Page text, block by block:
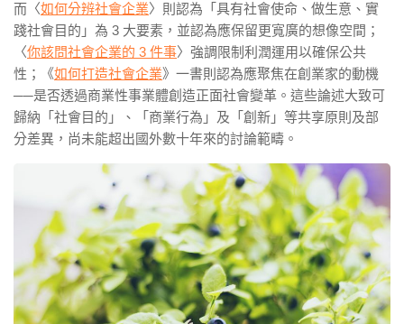
而〈如何分辨社會企業〉則認為「具有社會使命、做生意、實
踐社會目的」為 3 大要素，並認為應保留更寬廣的想像空間；
〈你該問社會企業的 3 件事〉強調限制利潤運用以確保公共
性；《如何打造社會企業》一書則認為應聚焦在創業家的動機
──是否透過商業性事業體創造正面社會變革。 這些論述大致可
歸納「社會目的」、「商業行為」及「創新」等共享原則及部
分差異，尚未能超出國外數十年來的討論範疇。